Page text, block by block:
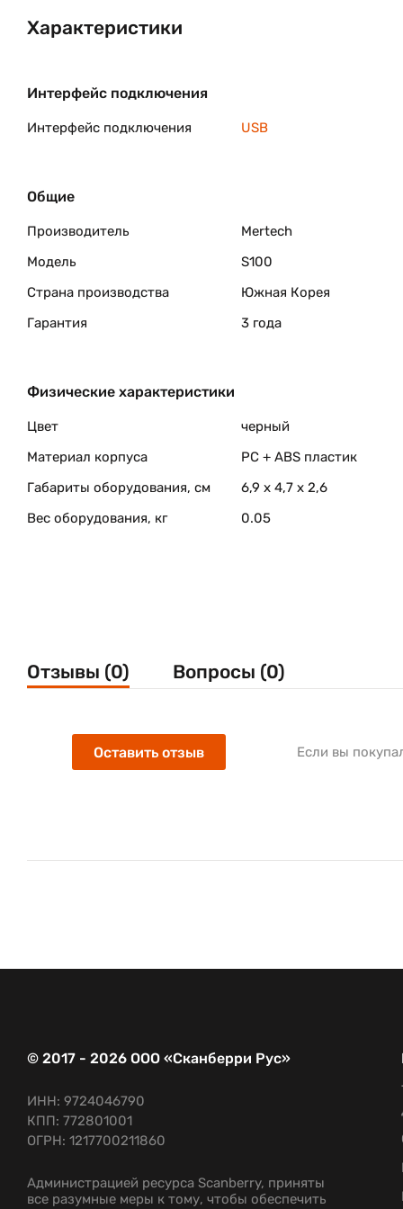
Характеристики
Интерфейс подключения
Интерфейс подключения USB
Общие
Производитель
Mertech
Модель
S100
Страна производства
Южная Корея
Гарантия
3 года
Физические характеристики
Цвет
черный
Материал корпуса
PC + ABS пластик
Габариты оборудования, см
6,9 x 4,7 x 2,6
Вес оборудования, кг
0.05
Отзывы (0) Вопросы (0)
Оставить отзыв Если вы
© 2017 - 2026 ООО «Сканберри Рус»
ИНН: 9724046790
КПП: 772801001
ОГРН: 1217700211860